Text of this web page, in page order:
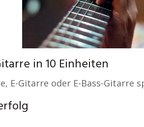
in 10 Einheiten
E-Gitarre oder E-Bass-